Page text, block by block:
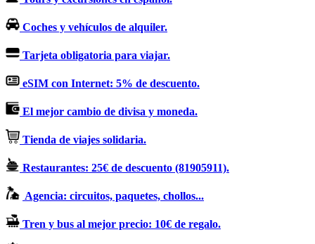
Coches y vehículos de alquiler.
Tarjeta obligatoria para viajar.
eSIM con Internet: 5% de descuento.
El mejor cambio de divisa y moneda.
Tienda de viajes solidaria.
Restaurantes: 25€ de descuento (81905911).
Agencia: circuitos, paquetes, chollos...
Tren y bus al mejor precio: 10€ de regalo.